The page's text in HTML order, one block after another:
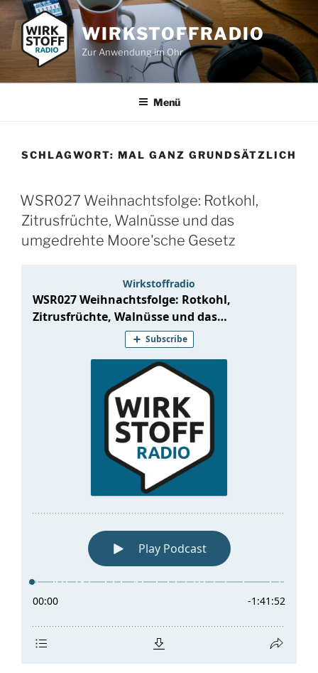
Zum
Inhalt
springen
WIRKSTOFFRADIO
Zur Anwendung im Ohr
Menü
SCHLAGWORT: MAL GANZ GRUNDSÄTZLICH
WSR027 Weihnachtsfolge: Rotkohl,
Zitrusfrüchte, Walnüsse und das
umgedrehte Moore'sche Gesetz